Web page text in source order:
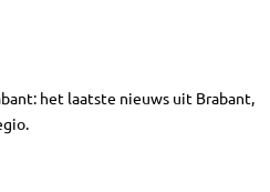
het laatste nieuws uit Brabant,